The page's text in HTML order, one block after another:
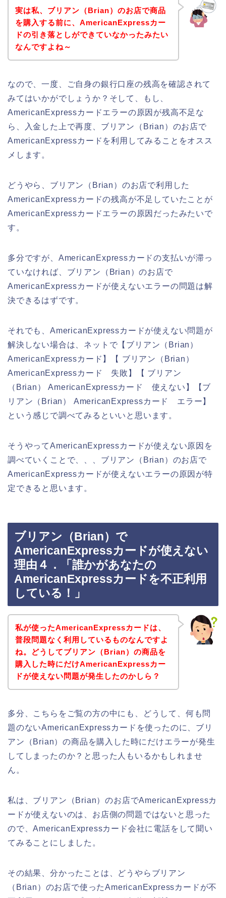
実は私、ブリアン（Brian）のお店で商品
を購入する前に、AmericanExpressカー
ドの引き落としができていなかったみたい
なんですよね～
なので、一度、ご自身の銀行口座の残高を確認されて
みてはいかがでしょうか？そして、もし、
AmericanExpressカードエラーの原因が残高不足な
ら、入金した上で再度、ブリアン（Brian）のお店で
AmericanExpressカードを利用してみることをオスス
メします。
どうやら、ブリアン（Brian）のお店で利用した
AmericanExpressカードの残高が不足していたことが
AmericanExpressカードエラーの原因だったみたいで
す。
多分ですが、AmericanExpressカードの支払いが滞っ
ていなければ、ブリアン（Brian）のお店で
AmericanExpressカードが使えないエラーの問題は解
決できるはずです。
それでも、AmericanExpressカードが使えない問題が
解決しない場合は、ネットで【ブリアン（Brian）
AmericanExpressカード】【 ブリアン（Brian）
AmericanExpressカード 失敗】【 ブリアン
（Brian） AmericanExpressカード 使えない】【ブ
リアン（Brian） AmericanExpressカード エラー】
という感じで調べてみるといいと思います。
そうやってAmericanExpressカードが使えない原因を
調べていくことで、、、ブリアン（Brian）のお店で
AmericanExpressカードが使えないエラーの原因が特
定できると思います。
ブリアン（Brian）で
AmericanExpressカードが使えない
理由４．「誰かがあなたの
AmericanExpressカードを不正利用
している！」
私が使ったAmericanExpressカードは、
普段問題なく利用しているものなんですよ
ね。どうしてブリアン（Brian）の商品を
購入した時にだけAmericanExpressカー
ドが使えない問題が発生したのかしら？
多分、こちらをご覧の方の中にも、どうして、何も問
題のないAmericanExpressカードを使ったのに、ブリ
アン（Brian）の商品を購入した時にだけエラーが発生
してしまったのか？と思った人もいるかもしれませ
ん。
私は、ブリアン（Brian）のお店でAmericanExpressカ
ードが使えないのは、お店側の問題ではないと思った
ので、AmericanExpressカード会社に電話をして聞い
てみることにしました。
その結果、分かったことは、どうやらブリアン
（Brian）のお店で使ったAmericanExpressカードが不